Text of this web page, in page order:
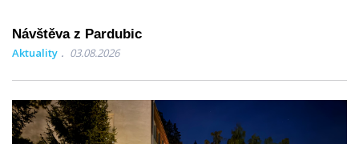
Návštěva z Pardubic
Aktuality 03.08.2026